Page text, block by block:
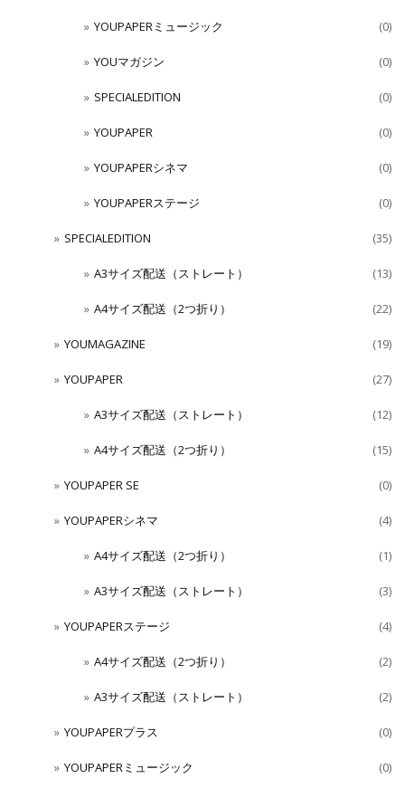
YOUPAPERミュージック (0)
YOUマガジン (0)
SPECIALEDITION (0)
YOUPAPER (0)
YOUPAPERシネマ (0)
YOUPAPERステージ (0)
SPECIALEDITION (35)
A3サイズ配送（ストレート） (13)
A4サイズ配送（2つ折り） (22)
YOUMAGAZINE (19)
YOUPAPER (27)
A3サイズ配送（ストレート） (12)
A4サイズ配送（2つ折り） (15)
YOUPAPER SE (0)
YOUPAPERシネマ (4)
A4サイズ配送（2つ折り） (1)
A3サイズ配送（ストレート） (3)
YOUPAPERステージ (4)
A4サイズ配送（2つ折り） (2)
A3サイズ配送（ストレート） (2)
YOUPAPERプラス (0)
YOUPAPERミュージック (0)